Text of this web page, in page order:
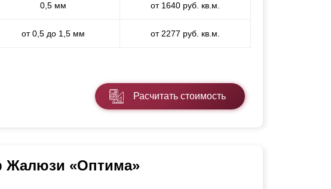
0,5 мм от 1640 руб. кв.м.
от 0,5 до 1,5 мм от 2277 руб. кв.м.
Расчитать стоимость
Жалюзи «Оптима»